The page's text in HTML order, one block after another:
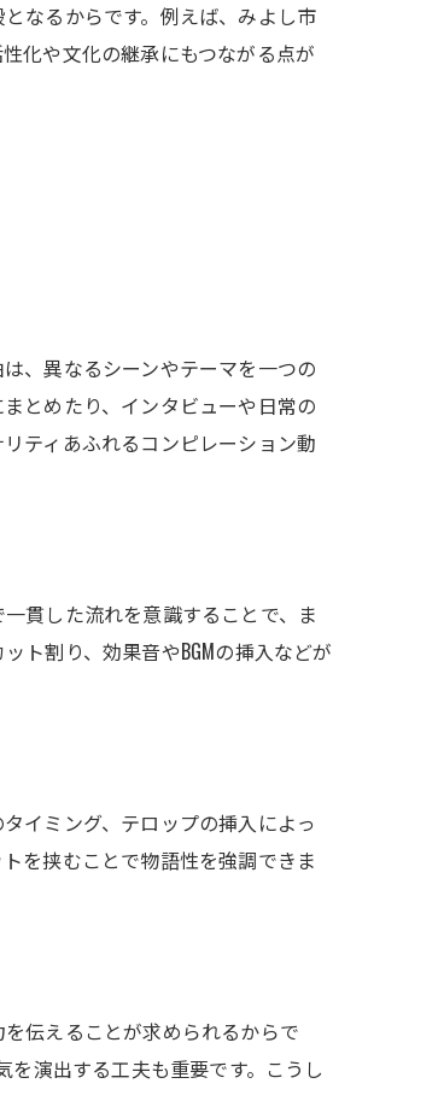
なるからです。例えば、みよし市
化や文化の継承にもつながる点が
、異なるシーンやテーマを一つの
とめたり、インタビューや日常の
ティあふれるコンピレーション動
貫した流れを意識することで、ま
ト割り、効果音やBGMの挿入などが
イミング、テロップの挿入によっ
を挟むことで物語性を強調できま
伝えることが求められるからで
を演出する工夫も重要です。こうし